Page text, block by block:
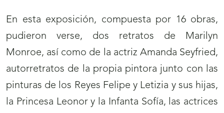
En esta exposición, compuesta por 16 obras,
pudieron verse, dos retratos de Marilyn
Monroe, así como de la actriz Amanda Seyfried,
autorretratos de la propia pintora junto con las
pinturas de los Reyes Felipe y Letizia y sus hijas,
la Princesa Leonor y la Infanta Sofía, las actrices